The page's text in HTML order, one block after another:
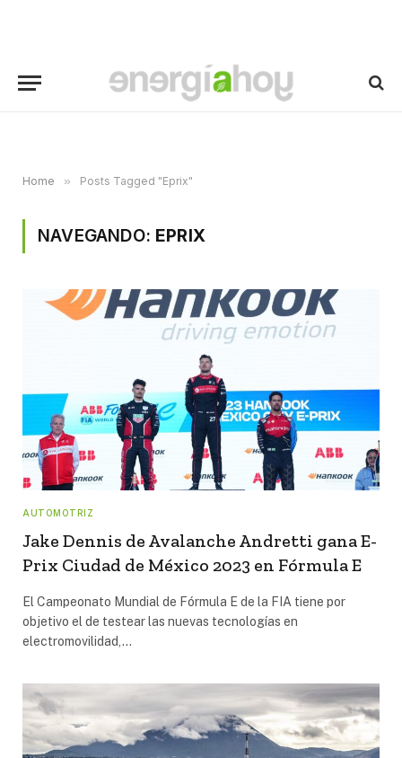
Home » Posts Tagged "Eprix"
NAVEGANDO: EPRIX
AUTOMOTRIZ
Jake Dennis de Avalanche Andretti gana E-
Prix Ciudad de México 2023 en Fórmula E
El Campeonato Mundial de Fórmula E de la FIA tiene por
objetivo el de testear las nuevas tecnologías en
electromovilidad,…